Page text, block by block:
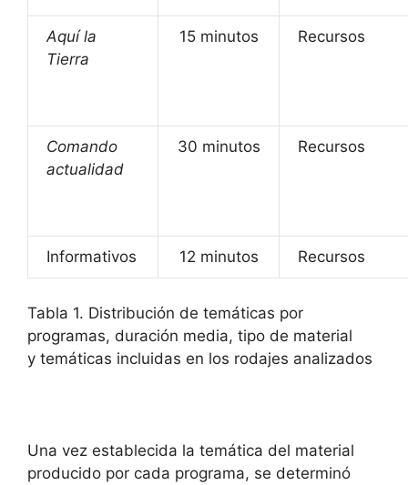
Aquí la
Tierra
15 minutos Recursos
Comando
actualidad
30 minutos Recursos
Informativos 12 minutos Recursos
Tabla 1. Distribución de temáticas por
programas, duración media, tipo de material
y temáticas incluidas en los rodajes analizados
Una vez establecida la temática del material
producido por cada programa, se determinó